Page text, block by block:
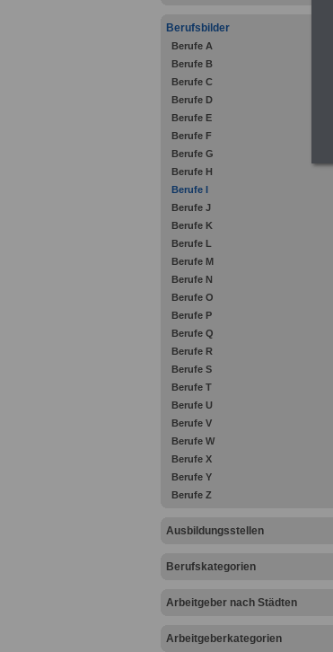
Berufsbilder
Berufe A
Berufe B
Berufe C
Berufe D
Berufe E
Berufe F
Berufe G
Berufe H
Berufe I
Berufe J
Berufe K
Berufe L
Berufe M
Berufe N
Berufe O
Berufe P
Berufe Q
Berufe R
Berufe S
Berufe T
Berufe U
Berufe V
Berufe W
Berufe X
Berufe Y
Berufe Z
Ausbildungsstellen
Berufskategorien
Arbeitgeber nach Städten
Arbeitgeberkategorien